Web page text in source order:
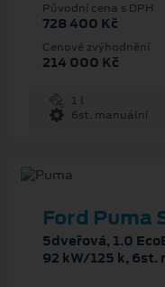
Původní cena s DPH
728 400 Kč
Cenové zvýhodnění
214 000 Kč
1 l
6st. manuální
Ford Puma
5dveřová, 1.0
92 kW/125 k, 6st.